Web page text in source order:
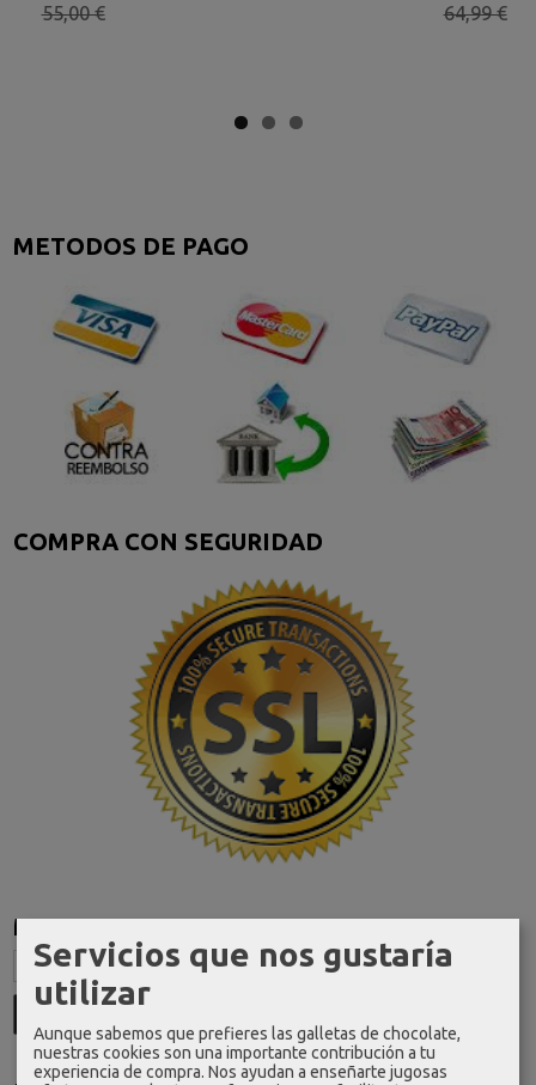
METODOS DE PAGO
COMPRA CON SEGURIDAD
Marcas
55,00 € 64,99 €
Servicios que nos gustaría
utilizar
Aunque sabemos que prefieres las galletas de chocolate,
nuestras cookies son una importante contribución a tu
experiencia de compra. Nos ayudan a enseñarte jugosas